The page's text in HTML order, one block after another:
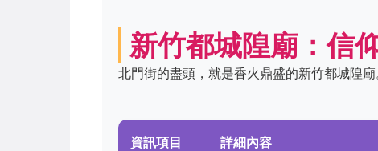
新竹都城隍廟：信
北門街的盡頭，就是香火鼎盛的新竹都城隍
資訊項目 詳細內容